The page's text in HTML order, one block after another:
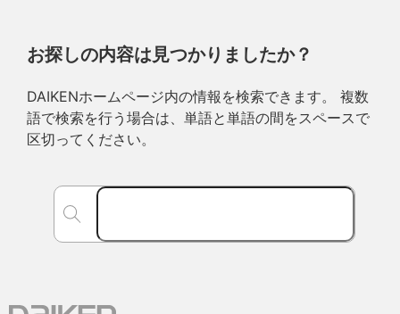
お探しの内容は見つかりましたか？
DAIKENホームページ内の情報を検索できます。 複数
語で検索を行う場合は、単語と単語の間をスペースで
区切ってください。